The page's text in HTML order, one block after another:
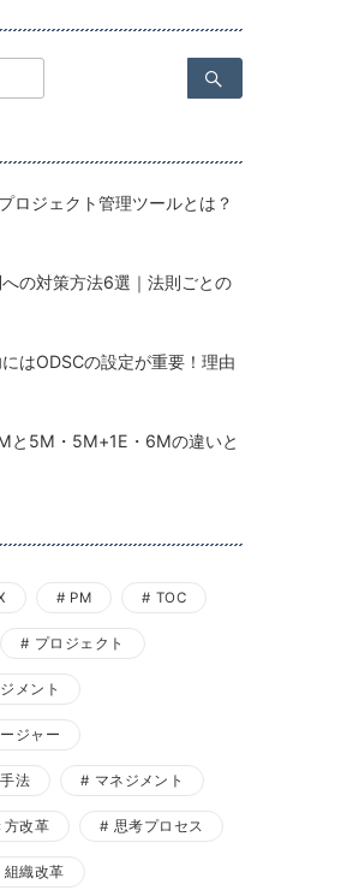
ロジェクト管理ツールとは？
の対策方法6選｜法則ごとの
はODSCの設定が重要！理由
と5M・5M+1E・6Mの違いと
PM TOC
プロジェクト
メント
ジャー
法 マネジメント
方改革 思考プロセス
組織改革